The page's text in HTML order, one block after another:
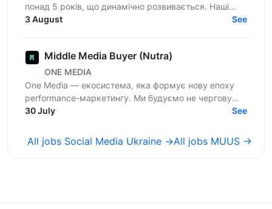
понад 5 років, що динамічно розвивається. Наші
співробітники — наша головна цінність, тому ми
3 August See
Middle Media Buyer (Nutra)
ONE MEDIA
One Media — екосистема, яка формує нову епоху
performance-маркетингу. Ми будуємо не чергову
арбітражну команду — ми створюємо повноцінну
30 July See
All jobs Social Media Ukraine →All jobs MUUS →